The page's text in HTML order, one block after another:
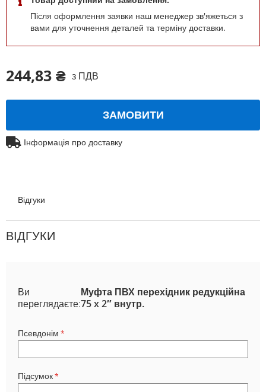
244,83 ₴ з ПДВ
Після оформлення заявки наш менеджер зв'яжеться з
вами для уточнення деталей та терміну доставки.
ЗАМОВИТИ
Інформація про доставку
Відгуки
ВІДГУКИ
Ви
переглядаєте:
Муфта ПВХ перехідник редукційна
75 x 2″ внутр.
Псевдонім
Підсумок